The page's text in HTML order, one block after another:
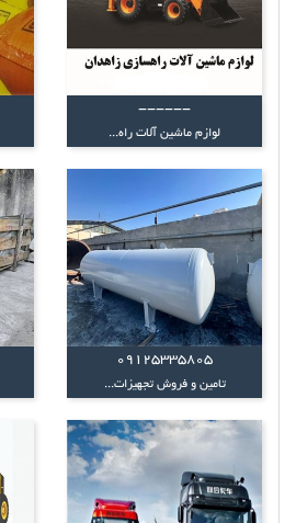
------
لوازم ماشین آلات راه...
09125335805
تامین و فروش تجهیزات...